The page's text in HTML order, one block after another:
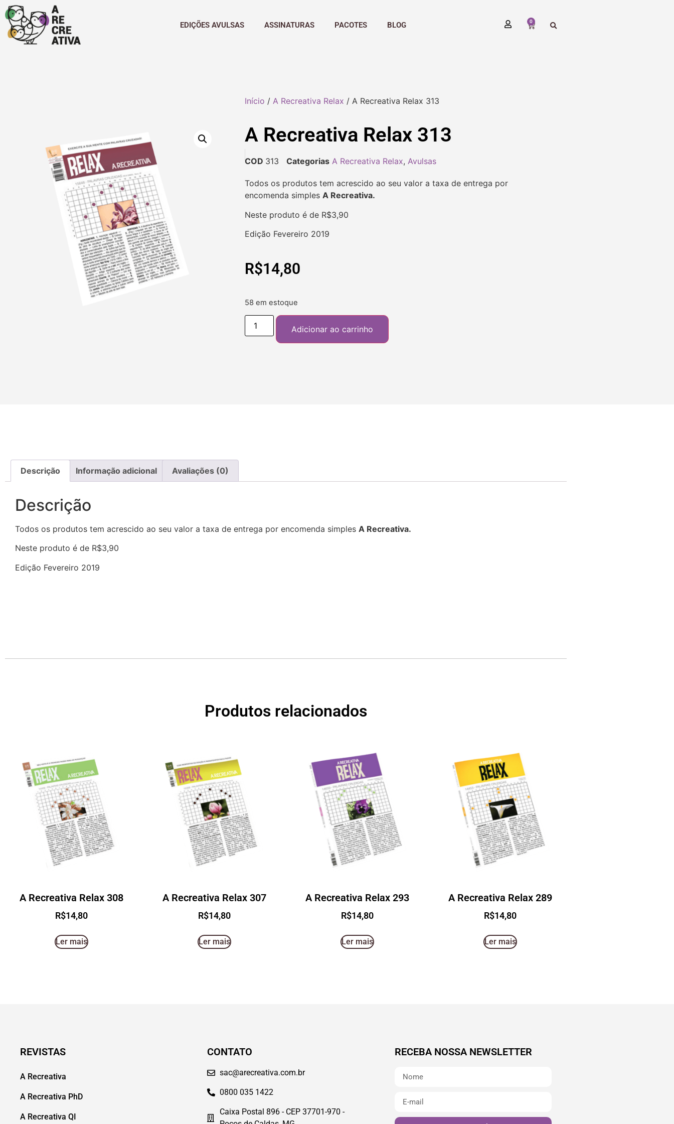
EDIÇÕES AVULSAS ASSINATURAS PACOTES BLOG 0
Início / A Recreativa Relax / A Recreativa Relax 313
A Recreativa Relax 313
COD 313 Categorias A Recreativa Relax, Avulsas
Todos os produtos tem acrescido ao seu valor a taxa de entrega por
encomenda simples A Recreativa.
Neste produto é de R$3,90
Edição Fevereiro 2019
R$14,80
58 em estoque
Adicionar ao carrinho
Descrição Informação adicional Avaliações (0)
Descrição
Todos os produtos tem acrescido ao seu valor a taxa de entrega por encomenda simples A Recreativa.
Neste produto é de R$3,90
Edição Fevereiro 2019
Produtos relacionados
A Recreativa Relax 308
R$14,80
Ler mais
A Recreativa Relax 307
R$14,80
Ler mais
A Recreativa Relax 293
R$14,80
Ler mais
A Recreativa Relax 289
R$14,80
Ler mais
REVISTAS
A Recreativa
A Recreativa PhD
A Recreativa QI
CONTATO
sac@arecreativa.com.br
0800 035 1422
Caixa Postal 896 - CEP 37701-970 -
RECEBA NOSSA NEWSLETTER